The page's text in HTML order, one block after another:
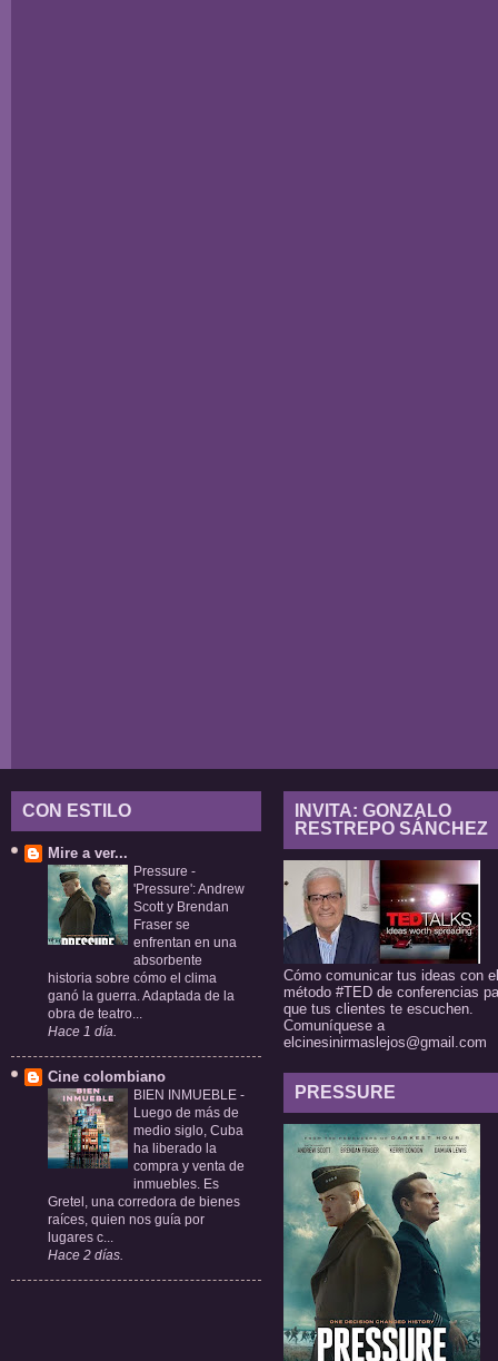
CON ESTILO
Mire a ver...
Pressure -
'Pressure': Andrew
Scott y Brendan
Fraser se
enfrentan en una
absorbente
historia sobre cómo el clima
ganó la guerra. Adaptada de la
obra de teatro...
Hace 1 día.
Cine colombiano
BIEN INMUEBLE -
Luego de más de
medio siglo, Cuba
ha liberado la
compra y venta de
inmuebles. Es
Gretel, una corredora de bienes
raíces, quien nos guía por
lugares c...
Hace 2 días.
INVITA: GONZALO
RESTREPO SÁNCHEZ
Cómo comunicar tus ideas con el
método #TED de conferencias
que tus clientes te escuchen.
Comuníquese a
elcinesinirmaslejos@gmail.com
PRESSURE